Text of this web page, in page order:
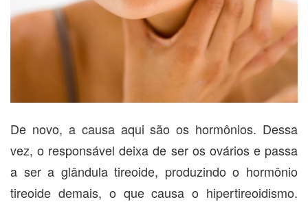
De novo, a causa aqui são os hormônios. Dessa
vez, o responsável deixa de ser os ovários e passa
a ser a glândula tireoide, produzindo o hormônio
tireoide demais, o que causa o hipertireoidismo.